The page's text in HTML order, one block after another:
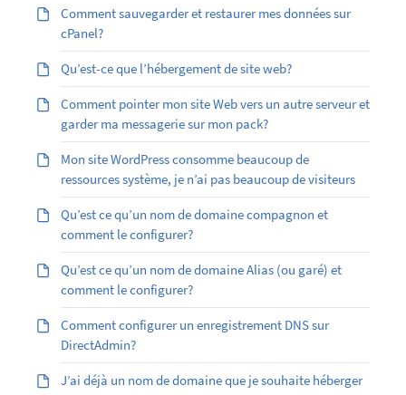
Comment sauvegarder et restaurer mes données sur
cPanel?
Qu’est-ce que l’hébergement de site web?
Comment pointer mon site Web vers un autre serveur et
garder ma messagerie sur mon pack?
Mon site WordPress consomme beaucoup de
ressources système, je n’ai pas beaucoup de visiteurs
Qu’est ce qu’un nom de domaine compagnon et
comment le configurer?
Qu’est ­ce qu’un nom de domaine Alias (ou garé) et
comment le configurer?
Comment configurer un enregistrement DNS sur
DirectAdmin?
J’ai déjà un nom de domaine que je souhaite héberger